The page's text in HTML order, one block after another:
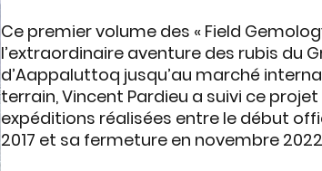
Ce premier volume des « Field
l’extraordinaire aventure des rubis du
d’Aappaluttoq jusqu’au marché
terrain,Vincent Pardieu a suivi ce
expéditions réalisées entre le début
2017 et sa fermeture en novembre